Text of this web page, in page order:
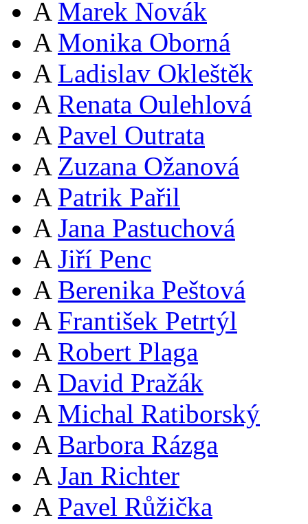
A Marek Novák
A Monika Oborná
A Ladislav Okleštěk
A Renata Oulehlová
A Pavel Outrata
A Zuzana Ožanová
A Patrik Pařil
A Jana Pastuchová
A Jiří Penc
A Berenika Peštová
A František Petrtýl
A Robert Plaga
A David Pražák
A Michal Ratiborský
A Barbora Rázga
A Jan Richter
A Pavel Růžička